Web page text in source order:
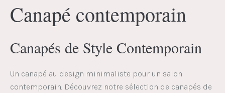
Canapé contemporain
Canapés de Style Contemporain
Un canapé au design minimaliste pour un salon
contemporain. Découvrez notre sélection de canapés de